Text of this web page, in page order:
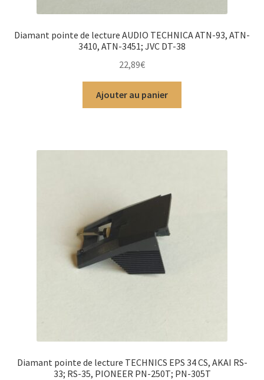
Diamant pointe de lecture AUDIO TECHNICA ATN-93, ATN-
3410, ATN-3451; JVC DT-38
22,89€
Ajouter au panier
Diamant pointe de lecture TECHNICS EPS 34 CS, AKAI RS-
33; RS-35, PIONEER PN-250T; PN-305T